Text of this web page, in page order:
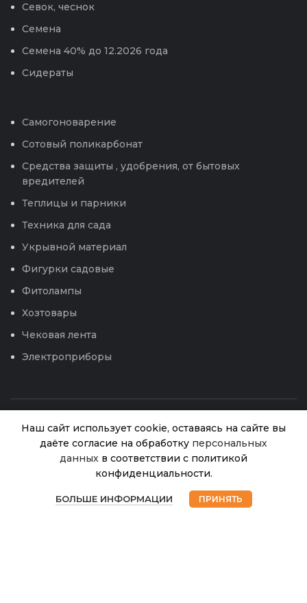
Севок, чеснок
Семена
Семена 40% до 12.2026 года
Сидераты
Самогоноварение
Сотовый поликарбонат
Средства защиты , удобрения, от бытовых
вредителей
Теплицы и парники
Техника для сада
Укрывной материал
Фигурки садовые
Фитолампы
Хозтовары
Чековая лента
Электроприборы
Интернет магазин Успех. ИП Хрипунов Сергей
Александрович
Наш сайт использует cookie, оставаясь на сайте вы
даёте согласие на обработку персональных
данных в соответствии с политикой
конфиденциальности.
БОЛЬШЕ ИНФОРМАЦИИ ПРИНЯТЬ
Грунт
Живая
почва для
бегоний 2,575.00 ₽
наличии
Магазин Избранное Корзина Мой аккаунт